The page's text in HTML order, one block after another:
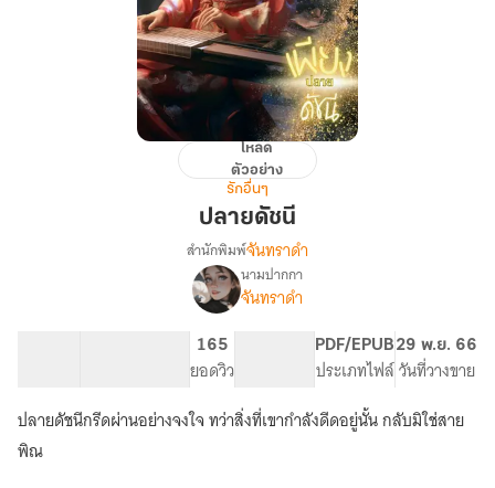
ปลาย
โหลด
ตัวอย่าง
รักอื่นๆ
ปลายดัชนี
เรื่อง
เพียง
สำนักพิมพ์จันทราดำ
นามปากกา
จันทราดำ
165
ยอดวิว
PDF/EPUB
ประเภทไฟล์
29 พ.ย. 66
วันที่วางขาย
ปลายดัชนีกรีดผ่านอย่างจงใจ ทว่าสิ่งที่เขากำลังดีดอยู่นั้น กลับมิใช่สาย
พิณ